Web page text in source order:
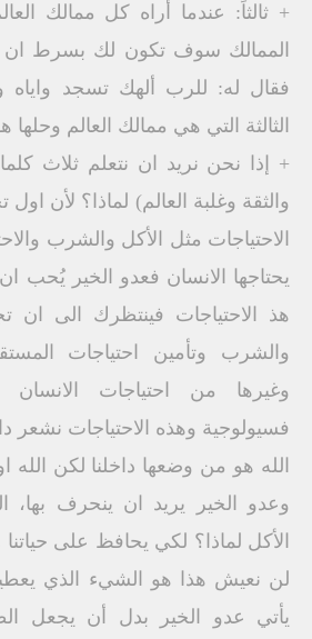
+ ثالثاً: عندما أراه كل ممالك
الممالك سوف تكون لك بسرط
فقال له: للرب ألهك تسجد واياه
الثالثة التي هي ممالك العالم وحلها
+ إذا نحن نريد ان نتعلم ثلاث
والثقة وغلبة العالم) لماذا؟ لأن
الاحتياجات مثل الأكل والشرب
يحتاجها الانسان فعدو الخير يُحب
هذ الاحتياجات فينتظرك الى ان
والشرب وتأمين احتياجات
وغيرها من احتياجات الانسان
فسيولوجية وهذه الاحتياجات نشعر
الله هو من وضعها داخلنا لكن
وعدو الخير يريد ان ينحرف بها،
الأكل لماذا؟ لكي يحافظ على
لن نعيش هذا هو الشيء الذي
يأتي عدو الخير بدل أن يجعل